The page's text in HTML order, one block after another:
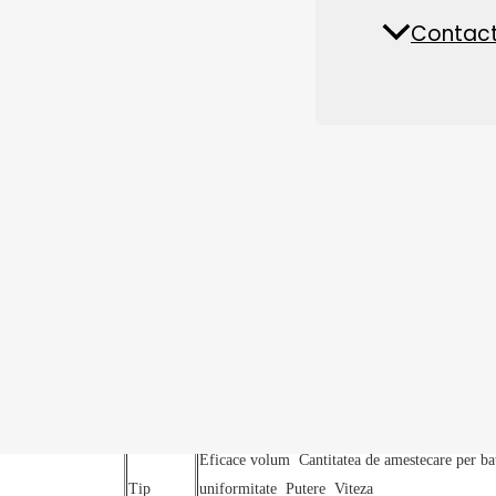
Piese de schimb și accesorii
Fabrică de hrană pentru
Tip
Eficacevolum Cantitatea de amestecare perb
uniformitate PutereViteza